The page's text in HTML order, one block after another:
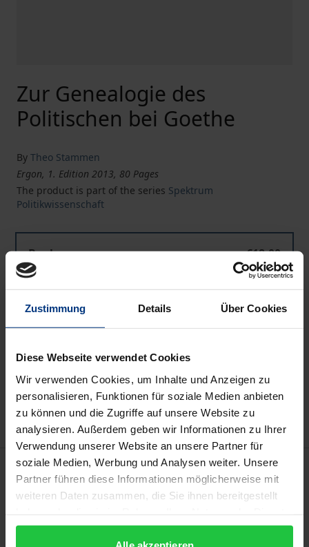
Zustimmung Details Über Cookies
Diese Webseite verwendet Cookies
Wir verwenden Cookies, um Inhalte und Anzeigen zu
personalisieren, Funktionen für soziale Medien anbieten
zu können und die Zugriffe auf unsere Website zu
analysieren. Außerdem geben wir Informationen zu Ihrer
Verwendung unserer Website an unsere Partner für
soziale Medien, Werbung und Analysen weiter. Unsere
Partner führen diese Informationen möglicherweise mit
weiteren Daten zusammen, die Sie ihnen bereitgestellt
gesammelt haben.
Zur Genealogie des
Politischen bei Goethe
By Theo Stammen
Ergon, 1. Edition 2013, 80 Pages
The product is part of the series Spektrum
Politikwissenschaft
Book
€18.00
ISBN 978-3-89913-983-9
Add to Cart
Add to Wish List
Delivery cost notice
Description
Politologen Theo Stammen besteht wohl darin, dass